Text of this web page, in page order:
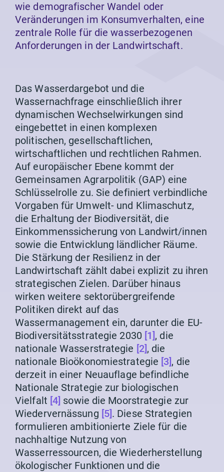
wie demografischer Wandel oder
Veränderungen im Konsumverhalten, eine
zentrale Rolle für die wasserbezogenen
Anforderungen in der Landwirtschaft.
Das Wasserdargebot und die
Wassernachfrage einschließlich ihrer
dynamischen Wechselwirkungen sind
eingebettet in einen komplexen
politischen, gesellschaftlichen,
wirtschaftlichen und rechtlichen Rahmen.
Auf europäischer Ebene kommt der
Gemeinsamen Agrarpolitik (GAP) eine
Schlüsselrolle zu. Sie definiert verbindliche
Vorgaben für Umwelt- und Klimaschutz,
die Erhaltung der Biodiversität, die
Einkommenssicherung von Landwirt/innen
sowie die Entwicklung ländlicher Räume.
Die Stärkung der Resilienz in der
Landwirtschaft zählt dabei explizit zu ihren
strategischen Zielen. Darüber hinaus
wirken weitere sektorübergreifende
Politiken direkt auf das
Wassermanagement ein, darunter die EU-
Biodiversitätsstrategie 2030 [1], die
nationale Wasserstrategie [2], die
nationale Bioökonomiestrategie [3], die
derzeit in einer Neuauflage befindliche
Nationale Strategie zur biologischen
Vielfalt [4] sowie die Moorstrategie zur
Wiedervernässung [5]. Diese Strategien
formulieren ambitionierte Ziele für die
nachhaltige Nutzung von
Wasserressourcen, die Wiederherstellung
ökologischer Funktionen und die